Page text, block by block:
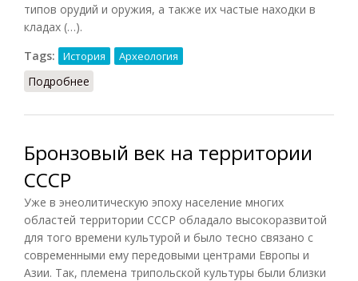
типов орудий и оружия, а также их частые находки в
кладах (…).
Tags:
История Археология
Подробнее
Бронзовый век на территории
СССР
Уже в энеолитическую эпоху население многих
областей территории СССР обладало высокоразвитой
для того времени культурой и было тесно связано с
современными ему передовыми центрами Европы и
Азии. Так, племена трипольской культуры были близки